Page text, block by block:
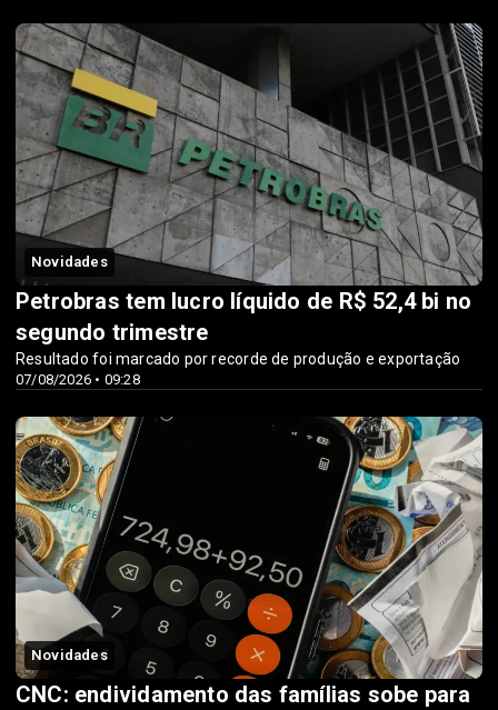
Novidades
07/08/2026 • 09:28
Petrobras tem lucro líquido de R$ 52,4 bi no
segundo trimestre
Resultado foi marcado por recorde de produção e exportação
Novidades
CNC: endividamento das famílias sobe para